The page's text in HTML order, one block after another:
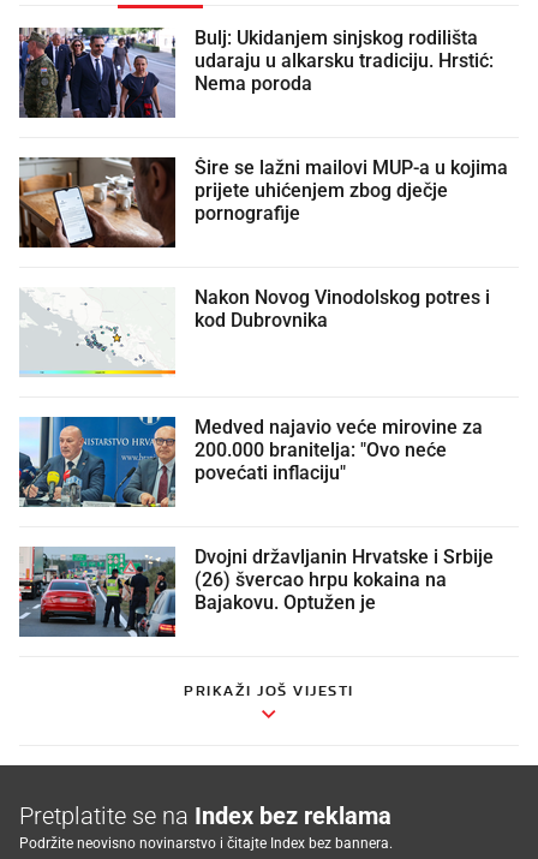
Bulj: Ukidanjem sinjskog rodilišta
udaraju u alkarsku tradiciju. Hrstić:
Nema poroda
Šire se lažni mailovi MUP-a u kojima
prijete uhićenjem zbog dječje
pornografije
Nakon Novog Vinodolskog potres i
kod Dubrovnika
Medved najavio veće mirovine za
200.000 branitelja: "Ovo neće
povećati inflaciju"
Dvojni državljanin Hrvatske i Srbije
(26) švercao hrpu kokaina na
Bajakovu. Optužen je
PRIKAŽI JOŠ VIJESTI
Pretplatite se na Index bez reklama
Podržite neovisno novinarstvo i čitajte Index bez bannera.